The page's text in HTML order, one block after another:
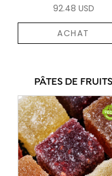
92.48 USD
ACHAT
PÂTES DE FRUITS